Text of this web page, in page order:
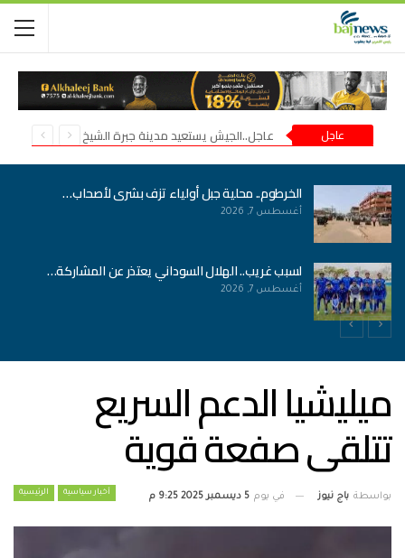
عاجل عاجل..الجيش يستعيد مدينة جبرة الشيخ في شمال كردفان
الخرطوم.. محلية جبل أولياء تزف بشرى لأصحاب…
أغسطس 7, 2026
لسبب غريب.. الهلال السوداني يعتذر عن المشاركة…
أغسطس 7, 2026
ميليشيا الدعم السريع
تتلقى صفعة قوية
أخبار سياسية الرئيسية بواسطة باج نيوز في يوم 5 ديسمبر 2025 9:25 م